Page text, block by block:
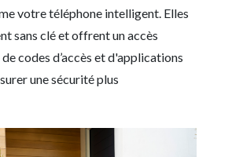
votre téléphone intelligent. Elles
sans clé et offrent un accès
codes d’accès et d'applications
une sécurité plus